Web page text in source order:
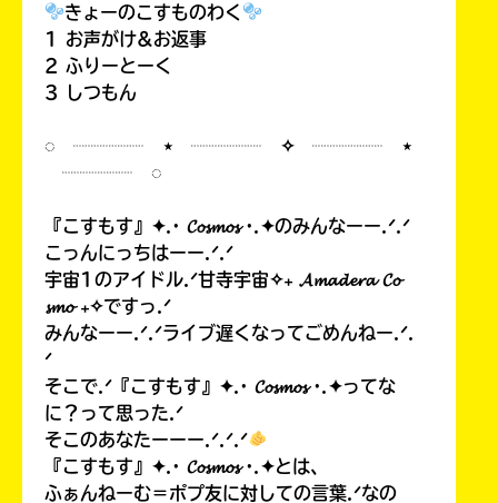
きょーのこすものわく
1 お声がけ&お返事
2 ふりーとーく
3 しつもん
◌ ┈┈┈┈ ⋆ ┈┈┈┈ ✧ ┈┈┈┈ ⋆
┈┈┈┈ ◌
『こすもす』✦.· 𝓒𝓸𝓼𝓶𝓸𝓼 ·.✦のみんなーー.ᐟ.ᐟ
こっんにっちはーー.ᐟ.ᐟ
宇宙1のアイドル.ᐟ甘寺宇宙✧₊ 𝓐𝓶𝓪𝓭𝓮𝓻𝓪 𝓒𝓸
𝓼𝓶𝓸 ₊✧ですっ.ᐟ
みんなーー.ᐟ.ᐟライブ遅くなってごめんねー.ᐟ.
ᐟ
そこで.ᐟ『こすもす』✦.· 𝓒𝓸𝓼𝓶𝓸𝓼 ·.✦ってな
に？って思った.ᐟ
そこのあなたーーー.ᐟ.ᐟ.ᐟ
『こすもす』✦.· 𝓒𝓸𝓼𝓶𝓸𝓼 ·.✦とは、
ふぁんねーむ＝ポプ友に対しての言葉.ᐟなの